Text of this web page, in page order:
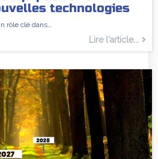
technologies
rôle clé dans…
Lire l'article...